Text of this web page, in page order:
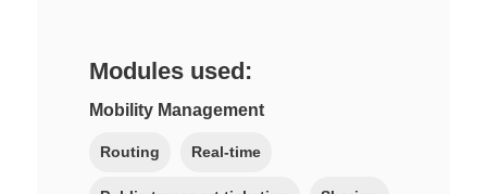
Modules used:
Mobility Management
Routing Real-time